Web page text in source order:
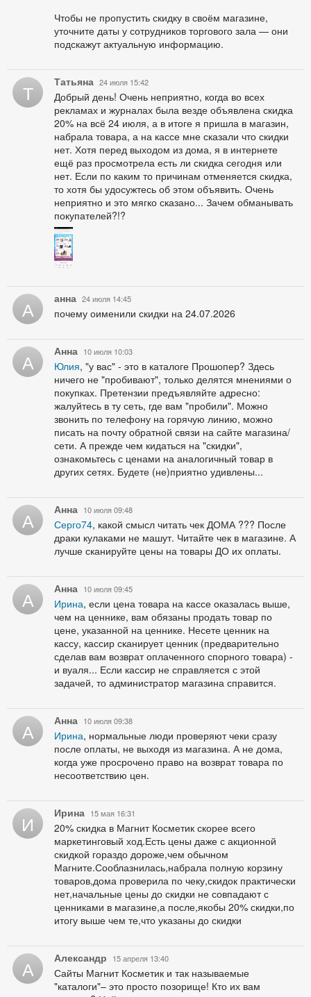
Чтобы не пропустить скидку в своём магазине,
уточните даты у сотрудников торгового зала — они
подскажут актуальную информацию.
Т Татьяна 24 июля 15:42
Добрый день! Очень неприятно, когда во всех
рекламах и журналах была везде объявлена скидка
20% на всё 24 июля, а в итоге я пришла в магазин,
набрала товара, а на кассе мне сказали что скидки
нет. Хотя перед выходом из дома, я в интернете
ещё раз просмотрела есть ли скидка сегодня или
нет. Если по каким то причинам отменяется скидка,
то хотя бы удосужтесь об этом объявить. Очень
неприятно и это мягко сказано... Зачем обманывать
покупателей?!?
А анна 24 июля 14:45
почему оименили скидки на 24.07.2026
А Анна 10 июля 10:03
Юлия, "у вас" - это в каталоге Прошопер? Здесь
ничего не "пробивают", только делятся мнениями о
покупках. Претензии предъявляйте адресно:
жалуйтесь в ту сеть, где вам "пробили". Можно
звонить по телефону на горячую линию, можно
писать на почту обратной связи на сайте магазина/
сети. А прежде чем кидаться на "скидки",
ознакомьтесь с ценами на аналогичный товар в
других сетях. Будете (не)приятно удивлены...
А Анна 10 июля 09:48
Серго74, какой смысл читать чек ДОМА ??? После
драки кулаками не машут. Читайте чек в магазине. А
лучше сканируйте цены на товары ДО их оплаты.
А Анна 10 июля 09:45
Ирина, если цена товара на кассе оказалась выше,
чем на ценнике, вам обязаны продать товар по
цене, указанной на ценнике. Несете ценник на
кассу, кассир сканирует ценник (предварительно
сделав вам возврат оплаченного спорного товара) -
и вуаля... Если кассир не справляется с этой
задачей, то администратор магазина справится.
А Анна 10 июля 09:38
Ирина, нормальные люди проверяют чеки сразу
после оплаты, не выходя из магазина. А не дома,
когда уже просрочено право на возврат товара по
несоответствию цен.
И Ирина 15 мая 16:31
20% скидка в Магнит Косметик скорее всего
маркетинговый ход.Есть цены даже с акционной
скидкой гораздо дороже,чем обычном
Магните.Сооблазнилась,набрала полную корзину
товаров,дома проверила по чеку,скидок практически
нет,начальные цены до скидки не совпадают с
ценниками в магазине,а после,якобы 20% скидки,по
итогу выше чем те,что указаны до скидки
А Александр 15 апреля 13:40
Сайты Магнит Косметик и так называемые
"каталоги"– это просто позорище! Кто их вам